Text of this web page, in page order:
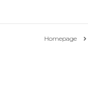
Homepage